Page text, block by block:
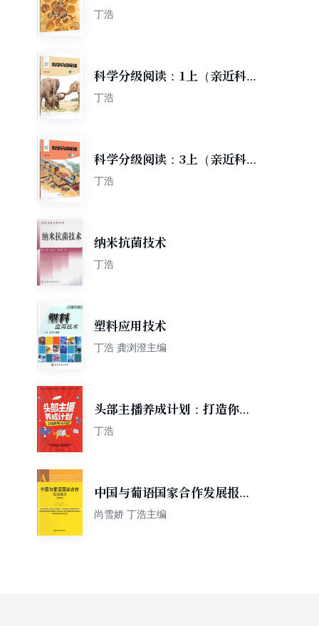
学）
丁浩
科学分级阅读：1上（亲近科
学）
丁浩
科学分级阅读：3上（亲近科
学）
丁浩
纳米抗菌技术
丁浩
塑料应用技术
丁浩 龚浏澄主编
头部主播养成计划：打造你的
超级带货力
丁浩
中国与葡语国家合作发展报告
（2020）
尚雪娇 丁浩主编